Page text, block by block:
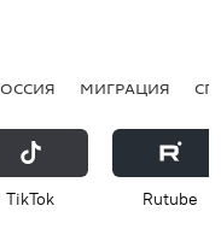
МИГРАЦИЯ
ТikТоk Rutube